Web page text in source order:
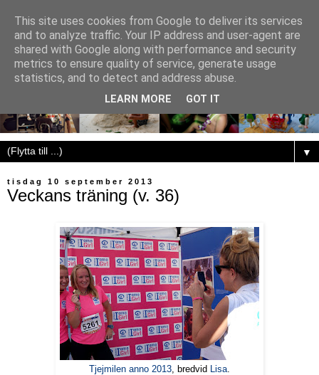
▼
tisdag 10 september 2013
Veckans träning (v. 36)
Tjejmilen anno 2013 , bredvid Lisa
This site uses cookies from Google to deliver its services
and to analyze traffic. Your IP address and user-agent are
shared with Google along with performance and security
metrics to ensure quality of service, generate usage
statistics, and to detect and address abuse.
LEARN MORE GOT IT